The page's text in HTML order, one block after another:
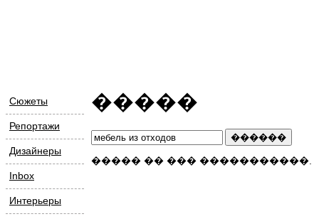
Сюжеты
Репортажи
Дизайнеры
Inbox
Интерьеры
�����
����� �� ��� �����������.